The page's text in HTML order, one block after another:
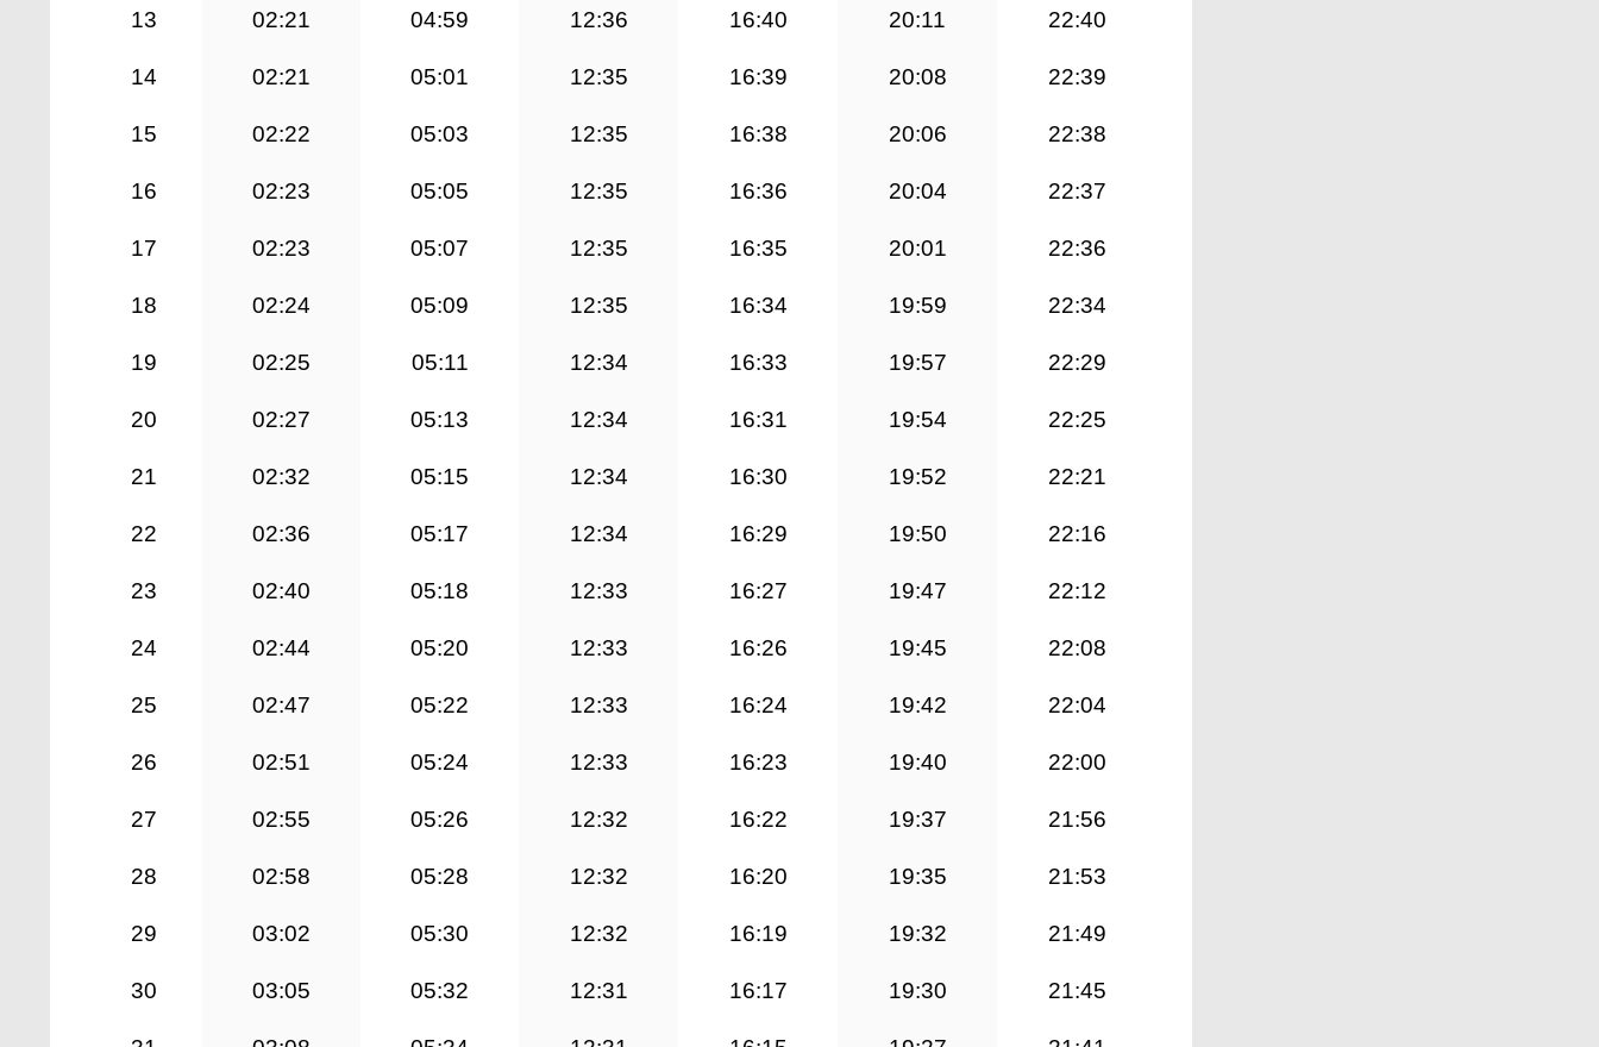
13 02:21 04:59 12:36 16:40 20:11 22:40
14 02:21 05:01 12:35 16:39 20:08 22:39
15 02:22 05:03 12:35 16:38 20:06 22:38
16 02:23 05:05 12:35 16:36 20:04 22:37
17 02:23 05:07 12:35 16:35 20:01 22:36
18 02:24 05:09 12:35 16:34 19:59 22:34
19 02:25 05:11 12:34 16:33 19:57 22:29
20 02:27 05:13 12:34 16:31 19:54 22:25
21 02:32 05:15 12:34 16:30 19:52 22:21
22 02:36 05:17 12:34 16:29 19:50 22:16
23 02:40 05:18 12:33 16:27 19:47 22:12
24 02:44 05:20 12:33 16:26 19:45 22:08
25 02:47 05:22 12:33 16:24 19:42 22:04
26 02:51 05:24 12:33 16:23 19:40 22:00
27 02:55 05:26 12:32 16:22 19:37 21:56
28 02:58 05:28 12:32 16:20 19:35 21:53
29 03:02 05:30 12:32 16:19 19:32 21:49
30 03:05 05:32 12:31 16:17 19:30 21:45